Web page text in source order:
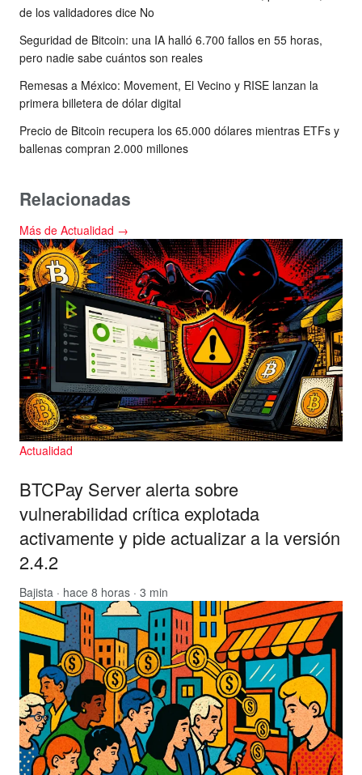
de los validadores dice No
Seguridad de Bitcoin: una IA halló 6.700 fallos en 55 horas,
pero nadie sabe cuántos son reales
Remesas a México: Movement, El Vecino y RISE lanzan la
primera billetera de dólar digital
Precio de Bitcoin recupera los 65.000 dólares mientras ETFs y
ballenas compran 2.000 millones
Relacionadas
Más de Actualidad →
Actualidad
BTCPay Server alerta sobre
vulnerabilidad crítica explotada
activamente y pide actualizar a la versión
2.4.2
Bajista · hace 8 horas · 3 min